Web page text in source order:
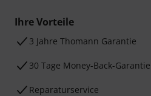
Ihre Vorteile
3 Jahre Thomann Garantie
30 Tage Money-Back-Garantie
Reparaturservice